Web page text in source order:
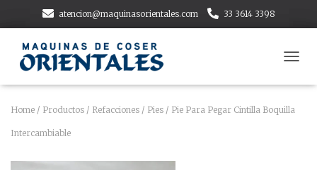
atencion@maquinasorientales.com 33 3614 3398
G
Home / Productos / Refacciones / Pies / Pie Para Pegar Cintilla Boquilla
Intercambiable